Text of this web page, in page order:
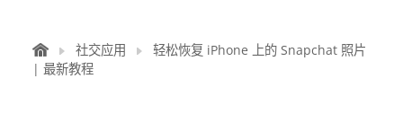
社交应用
轻松恢复 iPhone 上的 Snapchat 照片
| 最新教程